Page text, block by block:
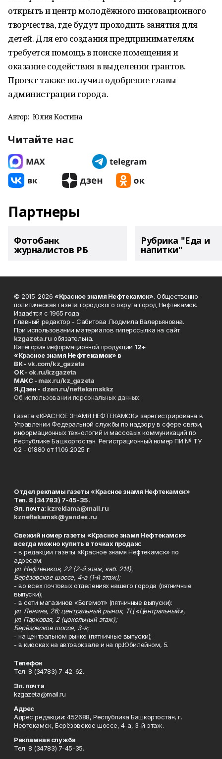
открыть и центр молодёжного инновационного
творчества, где будут проходить занятия для
детей. Для его создания предпринимателям
требуется помощь в поиске помещения и
оказание содействия в выделении грантов.
Проект также получил одобрение главы
администрации города.
Автор: Юлия Костина
Читайте нас
Партнеры
Фотобанк
журналистов РБ
Рубрика "Еда и
напитки"
© 2015-2026 «Красное знамя Нефтекамск». Общественно-
политическая газета городского округа город Нефтекамск.
Издаётся с 1965 года.
Главный редактор - Сабитова Людмила Валерьяновна.
При использовании материалов гиперссылка на сайт
kzgazeta.ru обязательна.
Категория информационной продукции 12+
«Красное знамя Нефтекамск» в
ВК -vk.com/kz_gazeta
ОК - ok.ru/kzgazeta
MAKC - max.ru/kz_gazeta
Я.Дзен - dzen.ru/neftekamskkz
Об использовании персональных данных
Газета «КРАСНОЕ ЗНАМЯ НЕФТЕКАМСК» зарегистрирована в
Управлении Федеральной службы по надзору в сфере связи,
информационных технологий и массовых коммуникаций по
Республике Башкортостан. Регистрационный номер ПИ № ТУ
02 - 01880 от 11.06.2025 г.
Отдел рекламы газеты «Красное знамя Нефтекамск»
Тел. 8 (34783) 7-45-35.
Эл. почта: kzreklama@mail.ru
kzneftekamsk@yandex.ru
Свежий номер газеты «Красное знамя Нефтекамск»
всегда можно купить в точках продаж:
- в редакции газеты «Красное знамя Нефтекамск» по
адресам:
ул. Нефтяников, 22 (2-й этаж, каб. 214),
Берёзовское шоссе, 4-а (1-й этаж);
- во всех почтовых отделениях нашего города (пятничные
выпуски);
- в сети магазинов «Бегемот» (пятничные выпуски):
ул. Ленина, 26; центральный рынок, ТЦ «Центральный»,
ул. Парковая, 2 (цокольный этаж);
Берёзовское шоссе, 3-в;
- на центральном рынке (пятничные выпуски);
- в киосках на автовокзале и на пр.Юбилейном, 5.
Телефон
Тел. 8 (34783) 7-42-62.
Эл. почта
kzgazeta@mail.ru
Адрес
Адрес редакции: 452688, Республика Башкортостан, г.
Нефтекамск, Берёзовское шоссе, 4-а, 3-й этаж.
Рекламная служба
Тел. 8 (34783) 7-45-35.